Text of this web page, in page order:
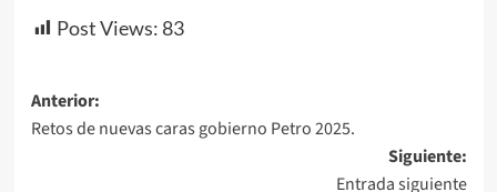
Post Views: 83
Navegación
de
Anterior:
Retos de nuevas caras gobierno Petro 2025.
Siguiente:
Entrada siguiente